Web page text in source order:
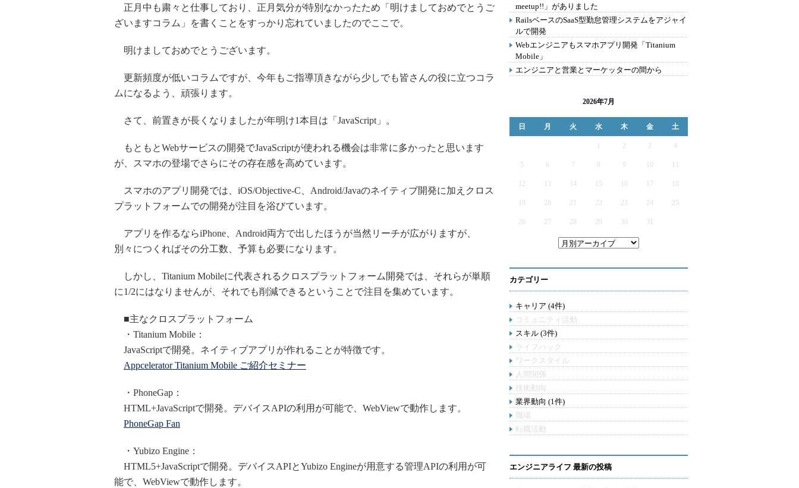
正月中も粛々と仕事しており、正月気分が特別なかったため「明けましておめでとうご
ざいますコラム」を書くことをすっかり忘れていましたのでここで。
明けましておめでとうございます。
更新頻度が低いコラムですが、今年もご指導頂きながら少しでも皆さんの役に立つコラ
ムになるよう、頑張ります。
さて、前置きが長くなりましたが年明け1本目は「JavaScript」。
もともとWebサービスの開発でJavaScriptが使われる機会は非常に多かったと思います
が、スマホの登場でさらにその存在感を高めています。
スマホのアプリ開発では、iOS/Objective-C、Android/Javaのネイティブ開発に加えクロス
プラットフォームでの開発が注目を浴びています。
アプリを作るならiPhone、Android両方で出したほうが当然リーチが広がりますが、
別々につくればその分工数、予算も必要になります。
しかし、Titanium Mobileに代表されるクロスプラットフォーム開発では、それらが単順
に1/2にはなりませんが、それでも削減できるということで注目を集めています。
■主なクロスプラットフォーム
・Titanium Mobile：
JavaScriptで開発。ネイティブアプリが作れることが特徴です。
Appcelerator Titanium Mobile ご紹介セミナー
・PhoneGap：
HTML+JavaScriptで開発。デバイスAPIの利用が可能で、WebViewで動作します。
PhoneGap Fan
・Yubizo Engine：
HTML5+JavaScriptで開発。デバイスAPIとYubizo Engineが用意する管理APIの利用が可
能で、WebViewで動作します。
meetup!!」がありました
RailsベースのSaaS型勤怠管理システムをアジャイ
ルで開発
Webエンジニアもスマホアプリ開発「Titanium
Mobile」
エンジニアと営業とマーケッターの間から
2026年7月
日 月 火 水 木 金 土
2 3 4
5 6 7 9
12 13 14 15 16 17
19 20 21 22 23 24 25
26 27 28 29 30 31
カテゴリー
キャリア (4件)
コミュニティ活動
スキル (3件)
ライフハック
ワークスタイル
人間関係
技術動向
業界動向 (1件)
職場
転職活動
エンジニアライフ 最新の投稿